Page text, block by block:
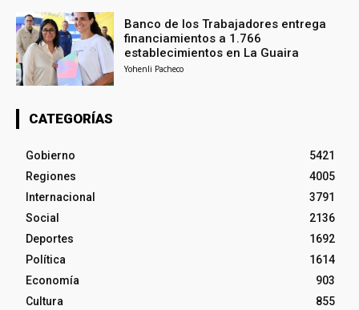
Banco de los Trabajadores entrega
financiamientos a 1.766
establecimientos en La Guaira
Yohenli Pacheco
CATEGORÍAS
Gobierno
5421
Regiones
4005
Internacional
3791
Social
2136
Deportes
1692
Política
1614
Economía
903
Cultura
855